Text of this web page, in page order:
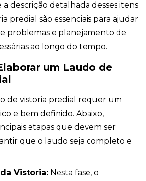
a descrição detalhada desses itens
predial são essenciais para ajudar
problemas e planejamento de
ao longo do tempo.
um Laudo de
de vistoria predial requer um
e bem definido. Abaixo,
etapas que devem ser
que o laudo seja completo e
Vistoria: Nesta fase, o